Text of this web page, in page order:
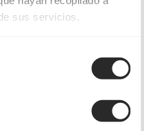
sus servicios.
cut out, as
fazem com que esta
elegância. As futuras
a tendência nos